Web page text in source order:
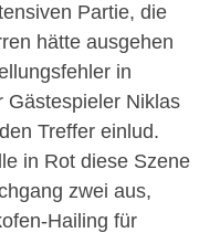
Partie, die
hätte ausgehen
in
Gästespieler Niklas
Treffer einlud.
in Rot diese Szene
zwei aus,
Hailing für